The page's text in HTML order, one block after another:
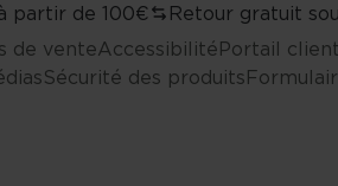
partir de 100€ Retour gratuit
de venteAccessibilitéPortail
Sécurité des produits